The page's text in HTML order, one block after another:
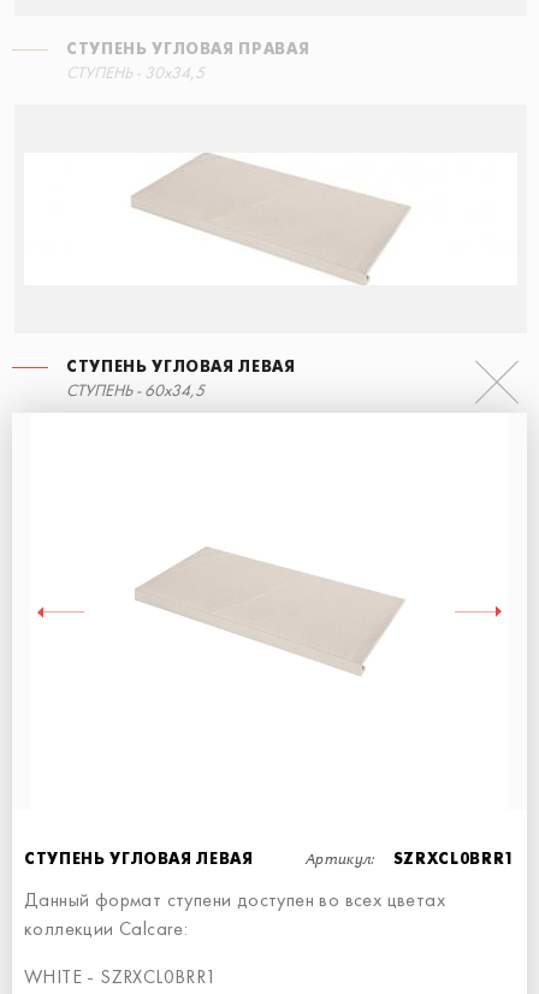
СТУПЕНЬ УГЛОВАЯ ПРАВАЯ
СТУПЕНЬ - 30x34,5
СТУПЕНЬ УГЛОВАЯ ЛЕВАЯ
СТУПЕНЬ - 60x34,5
СТУПЕНЬ УГЛОВАЯ ЛЕВАЯ Артикул: SZRXCL0BRR1
Данный формат ступени доступен во всех цветах
коллекции Calcare:
WHITE - SZRXCL0BRR1